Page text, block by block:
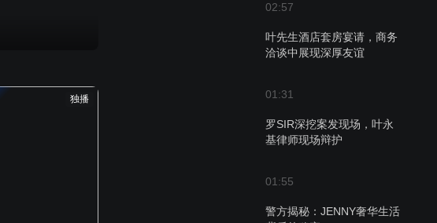
02:57
叶先生酒店套房宴请，商务
洽谈中展现深厚友谊
01:31
罗SIR深挖案发现场，叶永
基律师现场辩护
01:55
警方揭秘：JENNY奢华生活
独播